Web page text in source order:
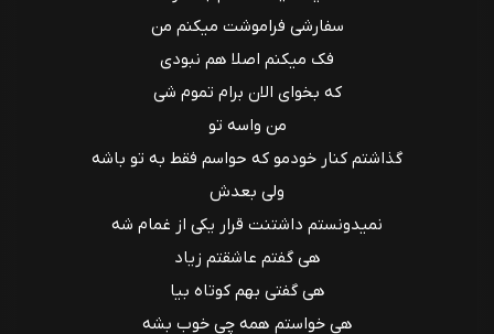
سفارشی فراموشت میکنم من
فک میکنم اصلا هم نبودی
که بخوای الان برام تموم شی
من واسه تو
گذاشتم کنار خودمو که حواسم فقط به تو باشه
ولی بعدش
نمیدونستم داشتنت قرار یکی از غمام شه
هی گفتم عاشقتم زیاد
هی گفتی بهم کوتاه بیا
هی خواستم همه چی خوب بشه